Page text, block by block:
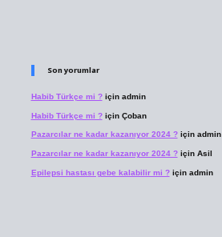
Son yorumlar
Habib Türkçe mi ?için admin
Habib Türkçe mi ?için Çoban
Pazarcılar ne kadar kazanıyor 2024 ?için admin
Pazarcılar ne kadar kazanıyor 2024 ?için Asil
Epilepsi hastası gebe kalabilir mi ?için admin